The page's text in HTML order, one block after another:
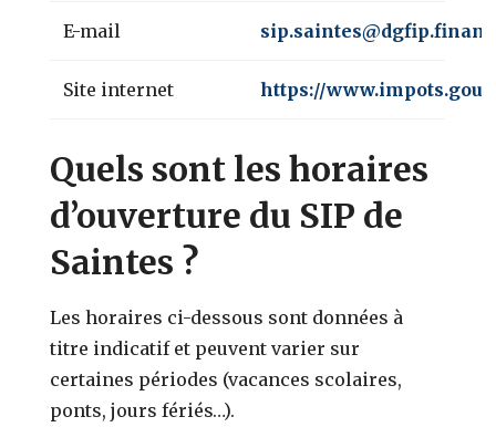
E-mail
Site internet https://
Quels sont les horaires
d’ouverture du SIP de
Saintes ?
Les horaires ci-dessous sont données à
titre indicatif et peuvent varier sur
certaines périodes (vacances scolaires,
ponts, jours fériés…).